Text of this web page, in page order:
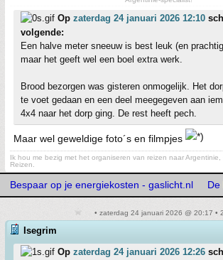
Op zaterdag 24 januari 2026 12:10
volgende:
Een halve meter sneeuw is best leuk (en
maar het geeft wel een boel extra werk.
Brood bezorgen was gisteren onmogelijk. Het
te voet gedaan en een deel meegegeven aan
4x4 naar het dorp ging. De rest heeft pech.
Maar wel geweldige foto´s en filmpjes
Ik hou me bezig met het organiseren van reizen naar Argentinie,
Reizen.
Bespaar op je energiekosten - gaslicht.nl De
• zaterdag 24 januari 2026 @ 20:17 •
Isegrim
Op zaterdag 24 januari 2026 12:26